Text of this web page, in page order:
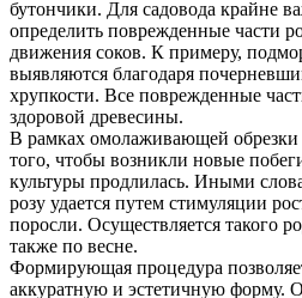
бутончики. Для садовода крайне
определить поврежденные части
движения соков. К примеру,
выявляются благодаря
хрупкости. Все поврежденные
здоровой древесины.
В рамках омолаживающей обрезки
того, чтобы возникли новые
культуры продлилась. Иными
розу удается путем стимуляции
поросли. Осуществляется такого
также по весне.
Формирующая процедура
аккуратную и эстетичную форму.